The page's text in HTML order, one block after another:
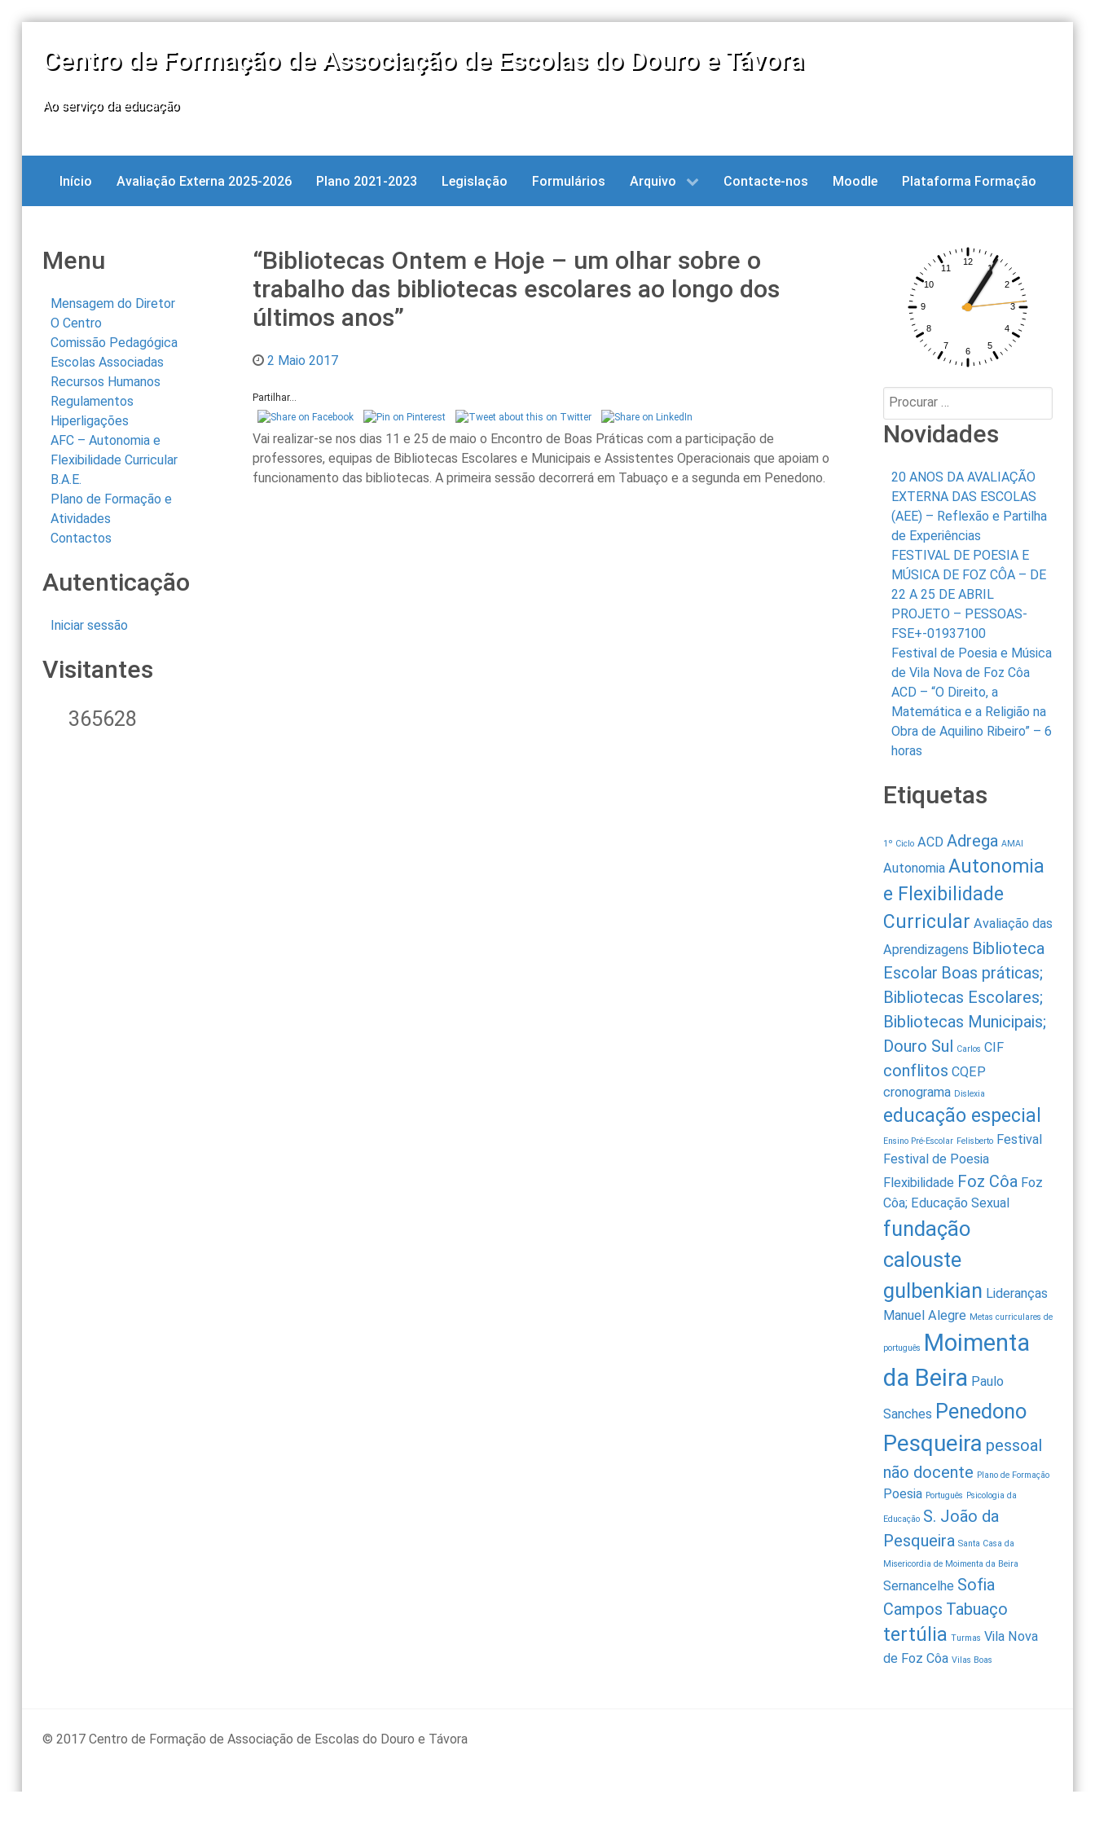
Centro de Formação de Associação de Escolas do Douro e Távora
Ao serviço da educação
Início Avaliação Externa 2025-2026 Plano 2021-2023 Legislação Formulários Arquivo Contacte-nos Moodle Plataforma Formação
Menu
Mensagem do Diretor
O Centro
Comissão Pedagógica
Escolas Associadas
Recursos Humanos
Regulamentos
Hiperligações
AFC – Autonomia e
Flexibilidade Curricular
B.A.E.
Plano de Formação e
Atividades
Contactos
Autenticação
Iniciar sessão
Visitantes
365628
“Bibliotecas Ontem e Hoje – um olhar sobre o
trabalho das bibliotecas escolares ao longo dos
últimos anos”
2 Maio 2017
Partilhar...
Vai realizar-se nos dias 11 e 25 de maio o Encontro de Boas Práticas com a participação de
professores, equipas de Bibliotecas Escolares e Municipais e Assistentes Operacionais que apoiam o
funcionamento das bibliotecas. A primeira sessão decorrerá em Tabuaço e a segunda em Penedono.
Procurar:
Novidades
20 ANOS DA AVALIAÇÃO
EXTERNA DAS ESCOLAS
(AEE) – Reflexão e Partilha
de Experiências
FESTIVAL DE POESIA E
MÚSICA DE FOZ CÔA – DE
22 A 25 DE ABRIL
PROJETO – PESSOAS-
FSE+-01937100
Festival de Poesia e Música
de Vila Nova de Foz Côa
ACD – “O Direito, a
Matemática e a Religião na
Obra de Aquilino Ribeiro” – 6
horas
Etiquetas
1º Ciclo ACD Adrega AMAI
Autonomia Autonomia
e Flexibilidade
Curricular Avaliação das
Aprendizagens Biblioteca
Escolar Boas práticas;
Bibliotecas Escolares;
Bibliotecas Municipais;
Douro Sul Carlos CIF
conflitos CQEP
cronograma Dislexia
educação especial
Ensino Pré-Escolar Felisberto Festival
Festival de Poesia
Flexibilidade Foz Côa Foz
Côa; Educação Sexual
fundação
calouste
gulbenkian Lideranças
Manuel Alegre Metas curriculares de
português Moimenta
da Beira Paulo
Sanches Penedono
Pesqueira pessoal
não docente Plano de Formação
Poesia Português Psicologia da
Educação S. João da
Pesqueira Santa Casa da
Misericordia de Moimenta da Beira
Sernancelhe Sofia
Campos Tabuaço
tertúlia Turmas Vila Nova
de Foz Côa Vilas Boas
© 2017 Centro de Formação de Associação de Escolas do Douro e Távora